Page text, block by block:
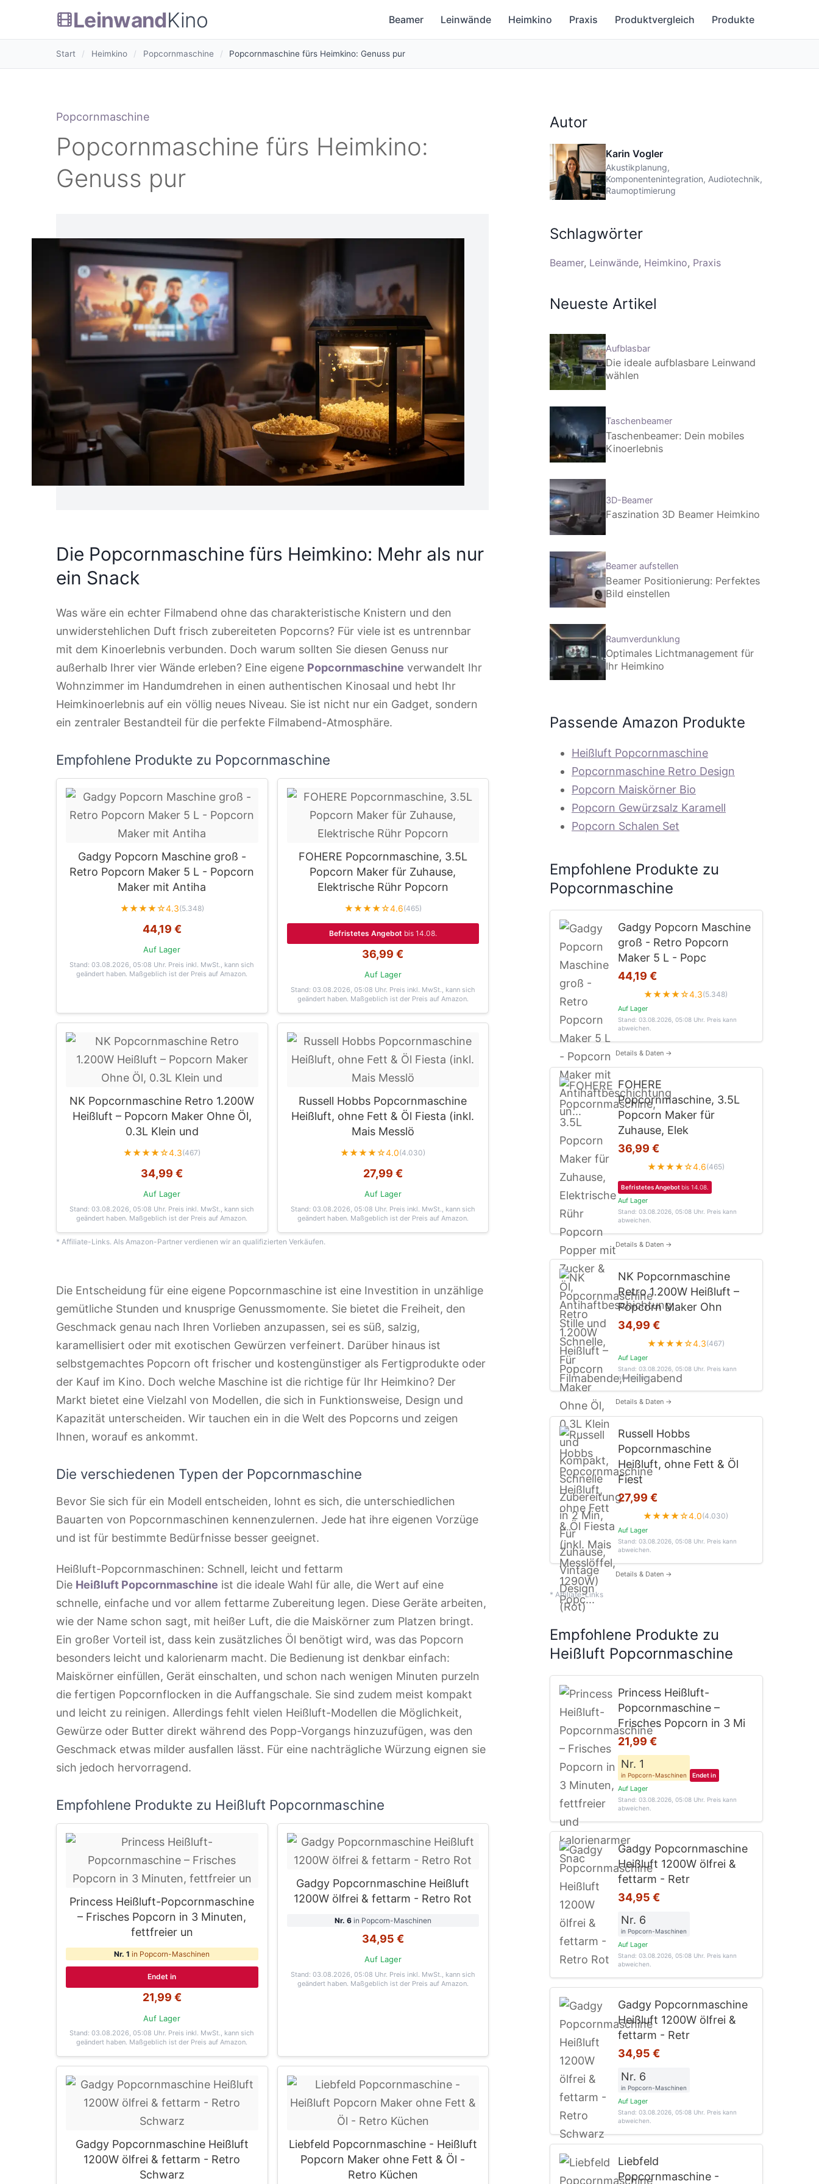
LeinwandKino Beamer Leinwände Heimkino Praxis Produktvergleich Produkte
Start / Heimkino / Popcornmaschine / Popcornmaschine fürs Heimkino: Genuss pur
Popcornmaschine
Popcornmaschine fürs Heimkino:
Genuss pur
Die Popcornmaschine fürs Heimkino: Mehr als nur
ein Snack
Was wäre ein echter Filmabend ohne das charakteristische Knistern und den
unwiderstehlichen Duft frisch zubereiteten Popcorns? Für viele ist es untrennbar
mit dem Kinoerlebnis verbunden. Doch warum sollten Sie diesen Genuss nur
außerhalb Ihrer vier Wände erleben? Eine eigene Popcornmaschine verwandelt Ihr
Wohnzimmer im Handumdrehen in einen authentischen Kinosaal und hebt Ihr
Heimkinoerlebnis auf ein völlig neues Niveau. Sie ist nicht nur ein Gadget, sondern
ein zentraler Bestandteil für die perfekte Filmabend-Atmosphäre.
Empfohlene Produkte zu Popcornmaschine
Gadgy Popcorn Maschine groß -
Retro Popcorn Maker 5 L - Popcorn
Maker mit Antiha
★★★★☆4.3(5.348)
44,19 €
Auf Lager
Stand: 03.08.2026, 05:08 Uhr. Preis inkl. MwSt., kann sich
geändert haben. Maßgeblich ist der Preis auf Amazon.
FOHERE Popcornmaschine, 3.5L
Popcorn Maker für Zuhause,
Elektrische Rühr Popcorn
★★★★☆4.6(465)
Befristetes Angebot bis 14.08.
36,99 €
Auf Lager
Stand: 03.08.2026, 05:08 Uhr. Preis inkl. MwSt., kann sich
geändert haben. Maßgeblich ist der Preis auf Amazon.
NK Popcornmaschine Retro 1.200W
Heißluft – Popcorn Maker Ohne Öl,
0.3L Klein und
★★★★☆4.3(467)
34,99 €
Auf Lager
Stand: 03.08.2026, 05:08 Uhr. Preis inkl. MwSt., kann sich
geändert haben. Maßgeblich ist der Preis auf Amazon.
Russell Hobbs Popcornmaschine
Heißluft, ohne Fett & Öl Fiesta (inkl.
Mais Messlö
★★★★☆4.0(4.030)
27,99 €
Auf Lager
Stand: 03.08.2026, 05:08 Uhr. Preis inkl. MwSt., kann sich
geändert haben. Maßgeblich ist der Preis auf Amazon.
* Affiliate-Links. Als Amazon-Partner verdienen wir an qualifizierten Verkäufen.
Die Entscheidung für eine eigene Popcornmaschine ist eine Investition in unzählige
gemütliche Stunden und knusprige Genussmomente. Sie bietet die Freiheit, den
Geschmack genau nach Ihren Vorlieben anzupassen, sei es süß, salzig,
karamellisiert oder mit exotischen Gewürzen verfeinert. Darüber hinaus ist
selbstgemachtes Popcorn oft frischer und kostengünstiger als Fertigprodukte oder
der Kauf im Kino. Doch welche Maschine ist die richtige für Ihr Heimkino? Der
Markt bietet eine Vielzahl von Modellen, die sich in Funktionsweise, Design und
Kapazität unterscheiden. Wir tauchen ein in die Welt des Popcorns und zeigen
Ihnen, worauf es ankommt.
Die verschiedenen Typen der Popcornmaschine
Bevor Sie sich für ein Modell entscheiden, lohnt es sich, die unterschiedlichen
Bauarten von Popcornmaschinen kennenzulernen. Jede hat ihre eigenen Vorzüge
und ist für bestimmte Bedürfnisse besser geeignet.
Heißluft-Popcornmaschinen: Schnell, leicht und fettarm
Die Heißluft Popcornmaschine ist die ideale Wahl für alle, die Wert auf eine
schnelle, einfache und vor allem fettarme Zubereitung legen. Diese Geräte arbeiten,
wie der Name schon sagt, mit heißer Luft, die die Maiskörner zum Platzen bringt.
Ein großer Vorteil ist, dass kein zusätzliches Öl benötigt wird, was das Popcorn
besonders leicht und kalorienarm macht. Die Bedienung ist denkbar einfach:
Maiskörner einfüllen, Gerät einschalten, und schon nach wenigen Minuten purzeln
die fertigen Popcornflocken in die Auffangschale. Sie sind zudem meist kompakt
und leicht zu reinigen. Allerdings fehlt vielen Heißluft-Modellen die Möglichkeit,
Gewürze oder Butter direkt während des Popp-Vorgangs hinzuzufügen, was den
Geschmack etwas milder ausfallen lässt. Für eine nachträgliche Würzung eignen sie
sich jedoch hervorragend.
Empfohlene Produkte zu Heißluft Popcornmaschine
Princess Heißluft-Popcornmaschine
– Frisches Popcorn in 3 Minuten,
fettfreier un
Nr. 1 in Popcorn-Maschinen
Endet in
21,99 €
Auf Lager
Stand: 03.08.2026, 05:08 Uhr. Preis inkl. MwSt., kann sich
geändert haben. Maßgeblich ist der Preis auf Amazon.
Gadgy Popcornmaschine Heißluft
1200W ölfrei & fettarm - Retro Rot
Nr. 6in Popcorn-Maschinen
34,95 €
Auf Lager
Stand: 03.08.2026, 05:08 Uhr. Preis inkl. MwSt., kann sich
geändert haben. Maßgeblich ist der Preis auf Amazon.
Gadgy Popcornmaschine Heißluft
1200W ölfrei & fettarm - Retro
Schwarz
Liebfeld Popcornmaschine - Heißluft
Popcorn Maker ohne Fett & Öl -
Retro Küchen
Autor
Karin Vogler
Akustikplanung,
Komponentenintegration, Audiotechnik,
Raumoptimierung
Schlagwörter
Beamer Leinwände Heimkino Praxis
Neueste Artikel
Aufblasbar
Die ideale aufblasbare Leinwand
wählen
Taschenbeamer
Taschenbeamer: Dein mobiles
Kinoerlebnis
3D-Beamer
Faszination 3D Beamer Heimkino
Beamer aufstellen
Beamer Positionierung: Perfektes
Bild einstellen
Raumverdunklung
Optimales Lichtmanagement für
Ihr Heimkino
Passende Amazon Produkte
Heißluft Popcornmaschine
Popcornmaschine Retro Design
Popcorn Maiskörner Bio
Popcorn Gewürzsalz Karamell
Popcorn Schalen Set
Empfohlene Produkte zu
Popcornmaschine
Gadgy Popcorn Maschine
groß - Retro Popcorn
Maker 5 L - Popc
44,19 €
★★★★☆4.3(5.348)
Auf Lager
Stand: 03.08.2026, 05:08 Uhr. Preis kann
abweichen.
Details & Daten →
FOHERE
Popcornmaschine, 3.5L
Popcorn Maker für
Zuhause, Elek
36,99 €
★★★★☆4.6(465)
Befristetes Angebotbis 14.08.
Auf Lager
Stand: 03.08.2026, 05:08 Uhr. Preis kann
abweichen.
Details & Daten →
NK Popcornmaschine
Retro 1.200W Heißluft –
Popcorn Maker Ohn
34,99 €
★★★★☆4.3(467)
Auf Lager
Stand: 03.08.2026, 05:08 Uhr. Preis kann
abweichen.
Details & Daten →
Russell Hobbs
Popcornmaschine
Heißluft, ohne Fett & Öl
Fiest
27,99 €
★★★★☆4.0(4.030)
Auf Lager
Stand: 03.08.2026, 05:08 Uhr. Preis kann
abweichen.
Details & Daten →
* Affiliate-Links
Empfohlene Produkte zu
Heißluft Popcornmaschine
Princess Heißluft-
Popcornmaschine –
Frisches Popcorn in 3 Mi
21,99 €
Nr. 1
in Popcorn-Maschinen Endet in
Auf Lager
Stand: 03.08.2026, 05:08 Uhr. Preis kann
abweichen.
Gadgy Popcornmaschine
Heißluft 1200W ölfrei &
fettarm - Retr
34,95 €
Nr. 6
in Popcorn-Maschinen
Auf Lager
Stand: 03.08.2026, 05:08 Uhr. Preis kann
abweichen.
Gadgy Popcornmaschine
Heißluft 1200W ölfrei &
fettarm - Retr
34,95 €
Nr. 6
in Popcorn-Maschinen
Auf Lager
Stand: 03.08.2026, 05:08 Uhr. Preis kann
abweichen.
Liebfeld
Popcornmaschine -